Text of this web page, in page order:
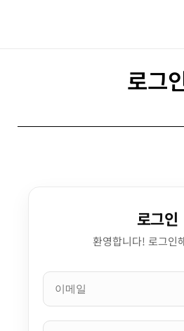
로그
로그인
환영합니다! 로그인